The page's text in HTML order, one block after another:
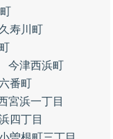
寿川町
今津西浜町
番町
宮浜一丁目
四丁目